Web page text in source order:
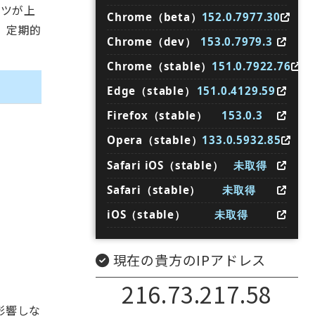
が上
定期的
しな
Chrome（beta） 152.0.7977.30
Chrome（dev）
153.0.7979.3
Chrome（stable） 151.0.7922.76
Edge（stable）
151.0.4129.59
Firefox（stable）
153.0.3
Opera（stable） 133.0.5932.85
Safari iOS（stable）
未取得
Safari（stable）
未取得
iOS（stable）
未取得
現在の貴方のIPアドレス
216.73.217.58